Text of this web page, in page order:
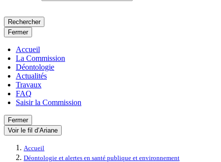
Rechercher
Fermer
Accueil
La Commission
Déontologie
Actualités
Travaux
FAQ
Saisir la Commission
Fermer
Voir le fil d’Ariane
Accueil
Déontologie et alertes en santé publique et environnement